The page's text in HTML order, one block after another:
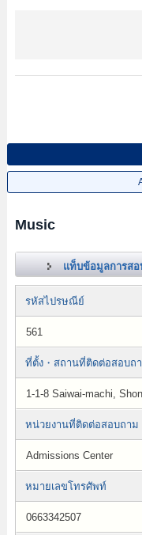
Music
แท็บข้อมูลการสอ
รหัสไปรษณีย์
561
ที่ตั้ง・สถานที่ติดต่อสอบถ
1-1-8 Saiwai-machi,
หน่วยงานที่ติดต่อสอบถาม
Admissions Center
หมายเลขโทรศัพท์
0663342507